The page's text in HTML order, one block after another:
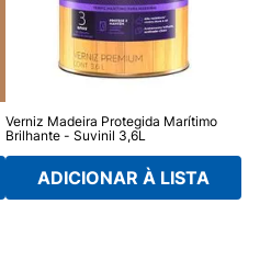
Verniz Madeira Protegida Marítimo
Brilhante - Suvinil 3,6L
ADICIONAR À LISTA